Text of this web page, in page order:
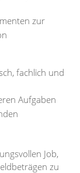
zur
fachlich und
Aufgaben
Job,
zu